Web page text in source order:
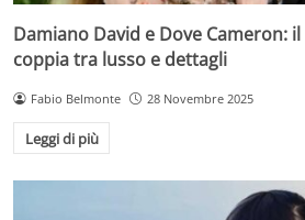
Damiano David e Dove Cameron:
coppia tra lusso e dettagli
Fabio Belmonte 28 Novembre 2025
Leggi di più